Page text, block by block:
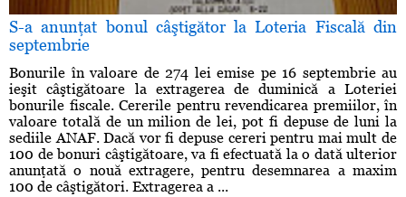
S-a anunţat bonul câştigător la Loteria Fiscală din
septembrie
Bonurile în valoare de 274 lei emise pe 16 septembrie au
ieşit câştigătoare la extragerea de duminică a Loteriei
bonurile fiscale. Cererile pentru revendicarea premiilor, în
valoare totală de un milion de lei, pot fi depuse de luni la
sediile ANAF. Dacă vor fi depuse cereri pentru mai mult de
100 de bonuri câştigătoare, va fi efectuată la o dată ulterior
anunţată o nouă extragere, pentru desemnarea a maxim
100 de câştigători. Extragerea a ...